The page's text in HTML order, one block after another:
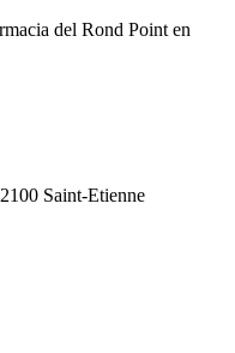
del Rond Point en
Saint-Etienne